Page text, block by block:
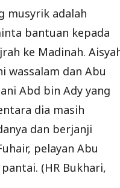
musyrik adalah
bantuan kepada
ke Madinah.
wassalam dan Abu
Abd bin Ady yang
dia masih
dan berjanji
pelayan Abu
(HR Bukhari,